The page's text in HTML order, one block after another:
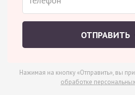
ОТПРАВИТЬ
Нажимая на кнопку «Отправить», вы
обработке